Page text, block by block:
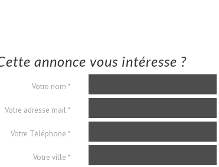
annonce vous intéresse ?
Votre nom *
Votre adresse mail *
Votre Téléphone *
Votre ville *